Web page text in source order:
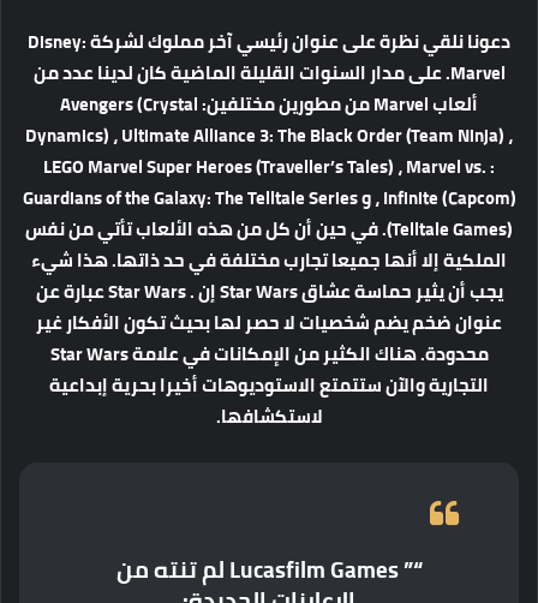
دعونا نلقي نظرة على عنوان رئيسي آخر مملوك لشركة Disney:
Marvel. على مدار السنوات القليلة الماضية كان لدينا عدد من
ألعاب Marvel من مطورين مختلفين: Avengers (Crystal
Dynamics) ، Ultimate Alliance 3: The Black Order (Team Ninja) ،
LEGO Marvel Super Heroes (Traveller’s Tales) ، Marvel vs. :
Infinite (Capcom) ، و Guardians of the Galaxy: The Telltale Series
(Telltale Games). في حين أن كل من هذه الألعاب تأتي من نفس
الملكية إلا أنها جميعا تجارب مختلفة في حد ذاتها. هذا شيء
يجب أن يثير حماسة عشاق Star Wars إن . Star Wars عبارة عن
عنوان ضخم يضم شخصيات لا حصر لها بحيث تكون الأفكار غير
محدودة. هناك الكثير من الإمكانات في علامة Star Wars
التجارية والآن ستتمتع الاستوديوهات أخيرا بحرية إبداعية
لاستكشافها.
“” Lucasfilm Games لم تنته من